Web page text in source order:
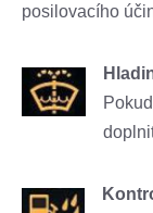
posilovacího